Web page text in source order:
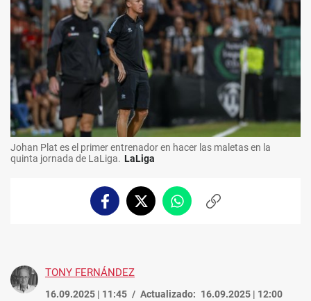
Johan Plat es el primer entrenador en hacer las maletas en la
quinta jornada de LaLiga. LaLiga
FacebookTwitterWhatsappCopiar
TONY FERNÁNDEZ
16.09.2025 | 11:45 Actualizado: 16.09.2025 | 12:00